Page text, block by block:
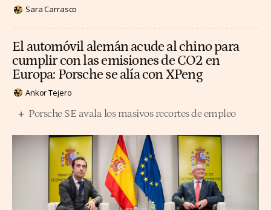
Sara Carrasco
El automóvil alemán acude al chino para
cumplir con las emisiones de CO2 en
Europa: Porsche se alía con XPeng
Ankor Tejero
Porsche SE avala los masivos recortes de empleo